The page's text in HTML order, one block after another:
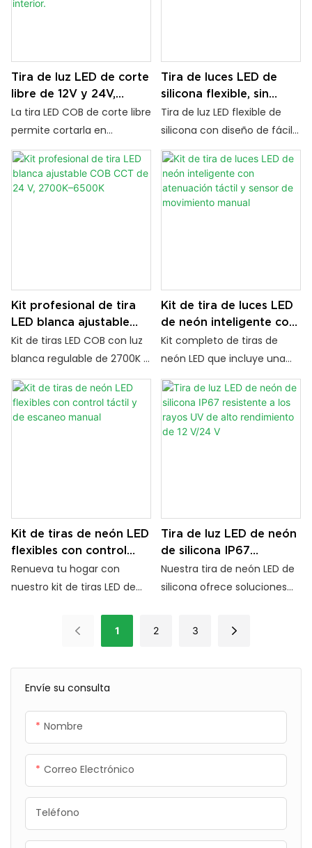
Envíe su consulta
Nombre
Correo Electrónico
Teléfono
iluminación COB sin puntos
de iluminación ambiental,
como armarios, espejos y
estanterías.
memoria de la última
configuración y la
alimentación USB plug-and-
play ofrecen una
iluminación inteligente y
práctica.
Tira de luz LED de corte
libre de 12V y 24V,
iluminación sin puntos,
iluminación flexible COB
iluminación interior.
La tira LED COB de corte libre
permite cortarla en
cualquier posición para
reducir el desperdicio y
adaptarla a cualquier
al por mayor y proyectos.
Tira de luces LED de
silicona flexible, sin
necesidad de cortes,
resistente al agua IP67,
Tira de luz LED flexible de
silicona con diseño de fácil
corte. Resistente a los rayos
UV, impermeable (IP67) y no
amarillea. Ideal para
iluminación personalizada,
Kit profesional de tira
LED blanca ajustable
COB CCT de 24 V,
2700K–6500K
Kit de tiras LED COB con luz
blanca regulable de 2700K a
6500K, voltaje seguro de
24V y 576 LED/m.
Iluminación uniforme y sin
Kit de tira de luces LED
de neón inteligente con
atenuación táctil y
sensor de movimiento
Kit completo de tiras de
neón LED que incluye una
fuente de alimentación, un
sensor inteligente, 5 tiras de
silicona y clips de montaje.
Control táctil de atenuación
Kit de tiras de neón LED
flexibles con control
táctil y de escaneo
manual
Renueva tu hogar con
nuestro kit de tiras LED de
personalizable, controles
instalación, es perfecto para
armarios, roperos y más.
Tira de luz LED de neón
de silicona IP67
resistente a los rayos
UV de alto rendimiento
Nuestra tira de neón LED de
silicona ofrece soluciones
impermeables y resistentes
interiores como en
1 2 3